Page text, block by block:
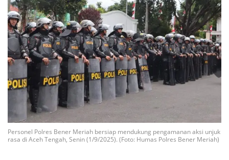
Personel Polres Bener Meriah bersiap mendukung pengamanan aksi unjuk
rasa di Aceh Tengah, Senin (1/9/2025). (Foto: Humas Polres Bener Meriah)